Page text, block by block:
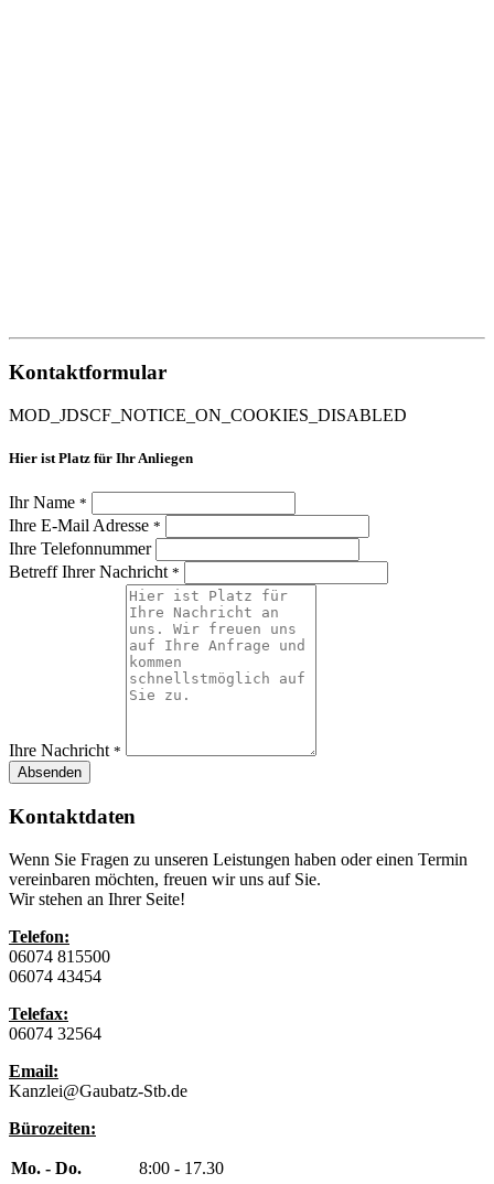
Kontaktformular
MOD_JDSCF_NOTICE_ON_COOKIES_DISABLED
Hier ist Platz für Ihr Anliegen
Ihr Name *
Ihre E-Mail Adresse *
Ihre Telefonnummer
Betreff Ihrer Nachricht *
Ihre Nachricht *
Absenden
Kontaktdaten
Wenn Sie Fragen zu unseren Leistungen haben oder einen Termin
vereinbaren möchten, freuen wir uns auf Sie.
Wir stehen an Ihrer Seite!
Telefon:
06074 815500
06074 43454
Telefax:
06074 32564
Email:
Kanzlei@Gaubatz-Stb.de
Bürozeiten:
Mo. - Do.
8:00 - 17.30